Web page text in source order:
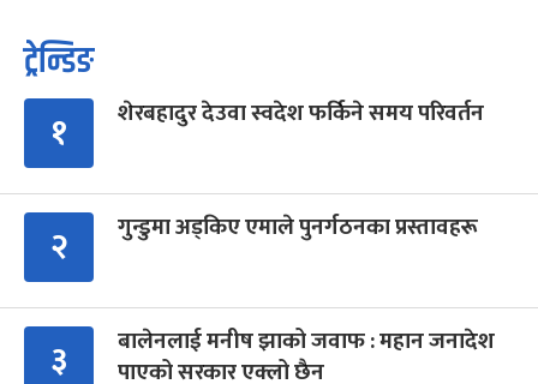
ट्रेन्डिङ
१ शेरबहादुर देउवा स्वदेश फर्किने समय परिवर्तन
२ गुन्डुमा अड्किए एमाले पुनर्गठनका प्रस्तावहरू
३
बालेनलाई मनीष झाको जवाफ : महान जनादेश
पाएको सरकार एक्लो छैन